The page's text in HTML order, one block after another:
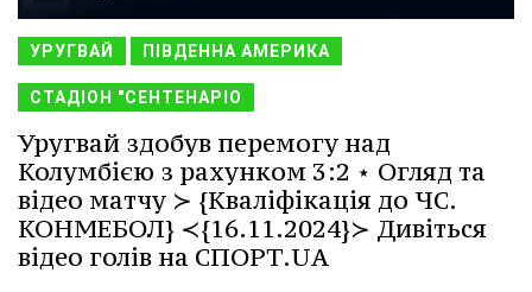
УРУГВАЙ ПІВДЕННА АМЕРИКА
СТАДІОН "СЕНТЕНАРІО
Уругвай здобув перемогу над
Колумбією з рахунком 3:2 ⋆ Огляд та
відео матчу ≻ {Кваліфікація до ЧС.
КОНМЕБОЛ} ≺{16.11.2024}≻ Дивіться
відео голів на СПОРТ.UA